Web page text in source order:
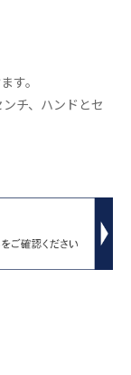
す。
チ、ハンドとセ